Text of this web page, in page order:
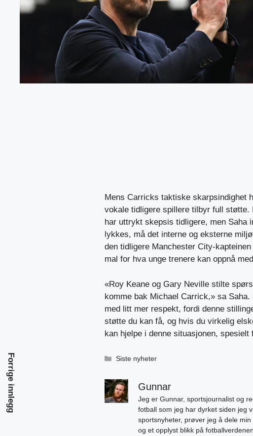
Mens Carricks taktiske skarpsindighet
vokale tidligere spillere tilbyr full støtte.
har uttrykt skepsis tidligere, men Saha
lykkes, må det interne og eksterne
den tidligere Manchester City-
mal for hva unge trenere kan oppnå
«Roy Keane og Gary Neville stilte
komme bak Michael Carrick,» sa
med litt mer respekt, fordi denne
støtte du kan få, og hvis du virkelig
kan hjelpe i denne situasjonen, spesielt
Kategorier
Siste nyheter
Gunnar
Jeg er Gunnar, sportsjournalist og
fotball som jeg har dyrket siden jeg
sportsnyheter, prøver jeg å dele
og et opplyst blikk på
Forrige innlegg